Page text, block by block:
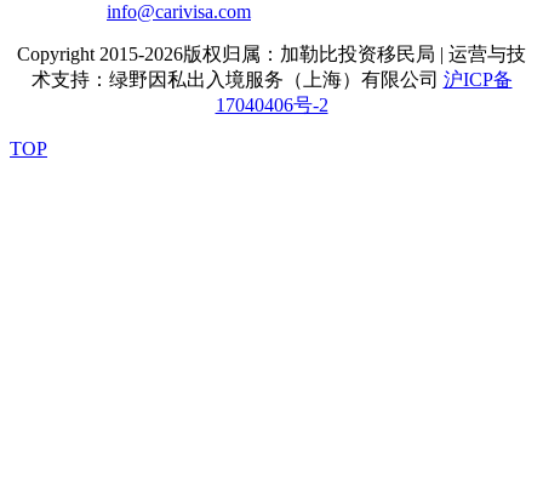
info@carivisa.com
Copyright 2015-2026版权归属：加勒比投资移民局 | 运营与技
术支持：绿野因私出入境服务（上海）有限公司 沪ICP备
17040406号-2
TOP